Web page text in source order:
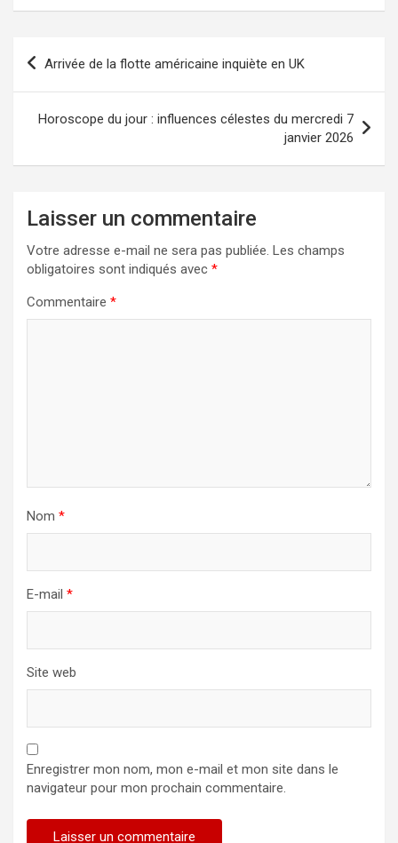
Navigation
Arrivée de la flotte américaine inquiète en UK
Horoscope du jour : influences célestes du mercredi 7
janvier 2026​
Laisser un commentaire
Votre adresse e-mail ne sera pas publiée. Les champs
obligatoires sont indiqués avec *
Commentaire *
Nom *
E-mail *
Site web
Enregistrer mon nom, mon e-mail et mon site dans le
navigateur pour mon prochain commentaire.